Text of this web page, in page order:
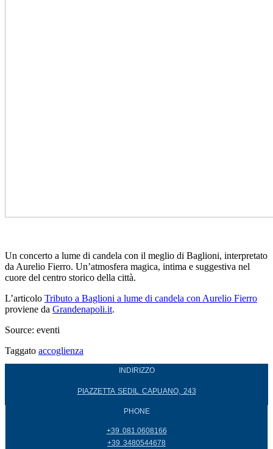
Un concerto a lume di candela con il meglio di Baglioni, interpretato
da Aurelio Fierro. Un’atmosfera magica, intima e suggestiva nel
cuore del centro storico della città.
L’articolo Tributo a Baglioni a lume di candela con Aurelio Fierro
proviene da Grandenapoli.it.
Source: eventi
Taggato accoglienza
INDIRIZZO
PIAZZETTA SEDIL CAPUANO, 243
PHONE
+39 081.0608166
+39 3480544678